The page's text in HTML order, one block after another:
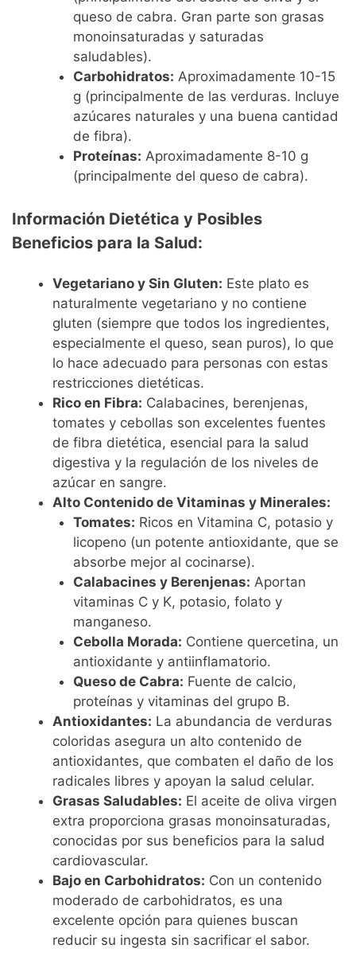
queso de cabra. Gran parte son grasas
monoinsaturadas y saturadas
saludables).
Carbohidratos: Aproximadamente 10-15
g (principalmente de las verduras. Incluye
azúcares naturales y una buena cantidad
de fibra).
Proteínas: Aproximadamente 8-10 g
(principalmente del queso de cabra).
Información Dietética y Posibles
Beneficios para la Salud:
Vegetariano y Sin Gluten: Este plato es
naturalmente vegetariano y no contiene
gluten (siempre que todos los ingredientes,
especialmente el queso, sean puros), lo que
lo hace adecuado para personas con estas
restricciones dietéticas.
Rico en Fibra: Calabacines, berenjenas,
tomates y cebollas son excelentes fuentes
de fibra dietética, esencial para la salud
digestiva y la regulación de los niveles de
azúcar en sangre.
Alto Contenido de Vitaminas y Minerales:
Tomates: Ricos en Vitamina C, potasio y
licopeno (un potente antioxidante, que se
absorbe mejor al cocinarse).
Calabacines y Berenjenas: Aportan
vitaminas C y K, potasio, folato y
manganeso.
Cebolla Morada: Contiene quercetina, un
antioxidante y antiinflamatorio.
Queso de Cabra: Fuente de calcio,
proteínas y vitaminas del grupo B.
Antioxidantes: La abundancia de verduras
coloridas asegura un alto contenido de
antioxidantes, que combaten el daño de los
radicales libres y apoyan la salud celular.
Grasas Saludables: El aceite de oliva virgen
extra proporciona grasas monoinsaturadas,
conocidas por sus beneficios para la salud
cardiovascular.
Bajo en Carbohidratos: Con un contenido
moderado de carbohidratos, es una
excelente opción para quienes buscan
reducir su ingesta sin sacrificar el sabor.